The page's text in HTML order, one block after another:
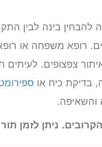
בינה לבין
רופא משפחה או רופא
צפצופים. לעיתים
בדיקת כיח או
והשאיפה.
ניתן לזמן